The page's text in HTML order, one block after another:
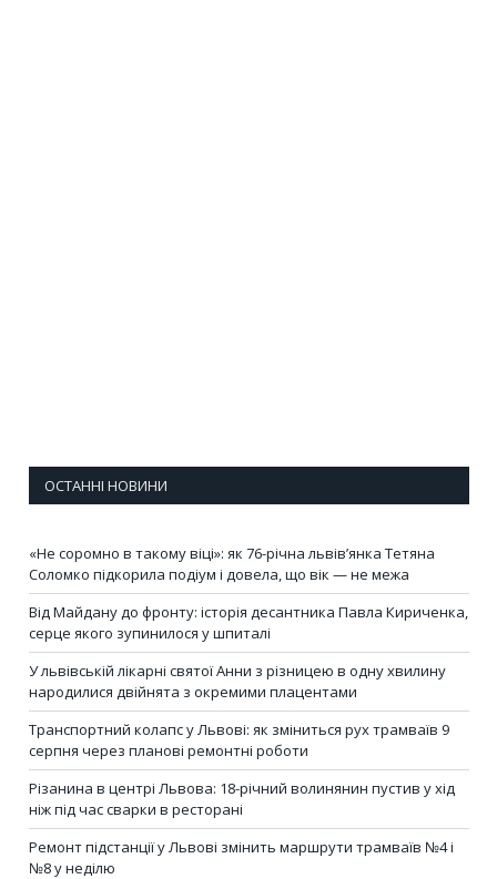
ОСТАННІ НОВИНИ
«Не соромно в такому віці»: як 76-річна львів’янка Тетяна
Соломко підкорила подіум і довела, що вік — не межа
Від Майдану до фронту: історія десантника Павла Кириченка,
серце якого зупинилося у шпиталі
У львівській лікарні святої Анни з різницею в одну хвилину
народилися двійнята з окремими плацентами
Транспортний колапс у Львові: як зміниться рух трамваїв 9
серпня через планові ремонтні роботи
Різанина в центрі Львова: 18-річний волинянин пустив у хід
ніж під час сварки в ресторані
Ремонт підстанції у Львові змінить маршрути трамваїв №4 і
№8 у неділю